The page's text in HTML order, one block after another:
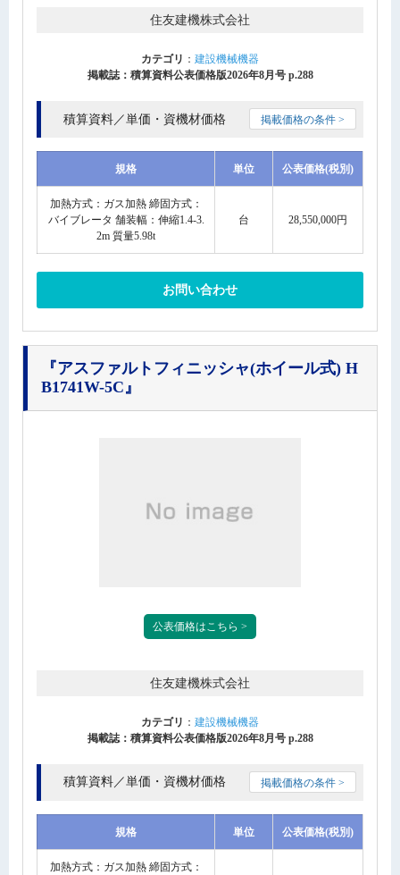
住友建機株式会社
カテゴリ ： 建設機械機器
掲載誌：積算資料公表価格版2026年8月号 p.288
積算資料／単価・資機材価格 掲載価格の条件 >
規格 単位 公表価格(税別)
加熱方式：ガス加熱 締固方式：
バイブレータ 舗装幅：伸縮1.4-3.
2m 質量5.98t
台 28,550,000円
お問い合わせ
『アスファルトフィニッシャ(ホイール式) H
B1741W-5C』
公表価格はこちら >
住友建機株式会社
カテゴリ ： 建設機械機器
掲載誌：積算資料公表価格版2026年8月号 p.288
積算資料／単価・資機材価格 掲載価格の条件 >
規格 単位 公表価格(税別)
加熱方式：ガス加熱 締固方式：